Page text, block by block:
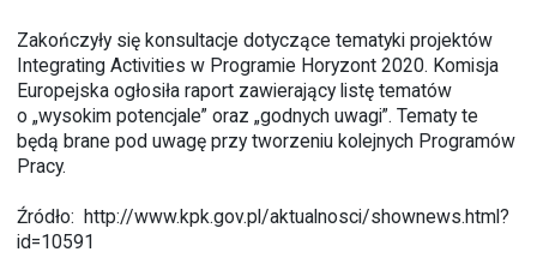
Zakończyły się konsultacje dotyczące tematyki projektów
Integrating Activities w Programie Horyzont 2020. Komisja
Europejska ogłosiła raport zawierający listę tematów
o „wysokim potencjale” oraz „godnych uwagi”. Tematy te
będą brane pod uwagę przy tworzeniu kolejnych Programów
Pracy.
Źródło: http://www.kpk.gov.pl/aktualnosci/shownews.html?
id=10591